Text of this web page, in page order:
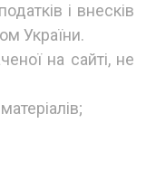
і внесків
України.
на сайті, не